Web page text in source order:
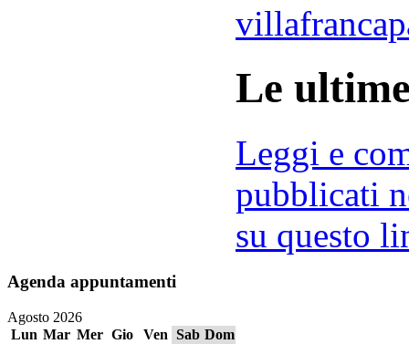
Le
Leggi e
pubblicati
su questo
Agenda appuntamenti
Agosto 2026
Lun Mar Mer Gio Ven Sab Dom